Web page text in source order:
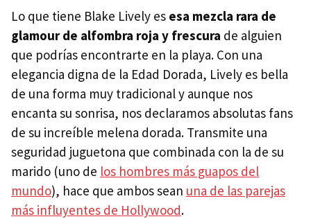
Lo que tiene Blake Lively es esa mezcla rara de
glamour de alfombra roja y frescura de alguien
que podrías encontrarte en la playa. Con una
elegancia digna de la Edad Dorada, Lively es bella
de una forma muy tradicional y aunque nos
encanta su sonrisa, nos declaramos absolutas fans
de su increíble melena dorada. Transmite una
seguridad juguetona que combinada con la de su
marido (uno de los hombres más guapos del
mundo), hace que ambos sean una de las parejas
más influyentes de Hollywood.